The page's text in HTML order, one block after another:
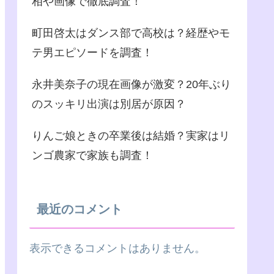
町田啓太はダンス部で高校は？経歴やモ
テ男エピソードを調査！
永井美奈子の現在画像が激変？20年ぶり
のスッキリ出演は別居が原因？
りんご娘ときの卒業後は結婚？実家はリ
ンゴ農家で家族も調査！
最近のコメント
表示できるコメントはありません。